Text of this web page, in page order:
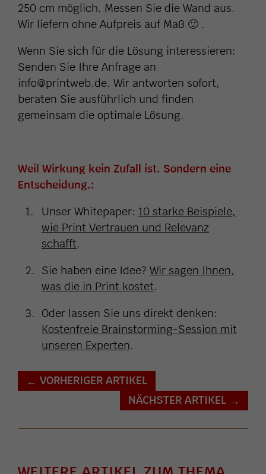
250 cm möglich. Messen Sie die Wand aus.
Wir liefern ohne Aufpreis auf Maß 🙂 .
Wenn Sie sich für die Lösung interessieren:
Senden Sie Ihre Anfrage an
info@printweb.de. Wir antworten sofort,
beraten Sie ausführlich und finden
gemeinsam die optimale Lösung.
Weil Wirkung kein Zufall ist. Sondern eine
Entscheidung.:
Unser Whitepaper: 10 starke Beispiele,
wie Print Vertrauen und Relevanz
schafft.
Sie haben eine Idee? Wir sagen Ihnen,
was die in Print kostet.
Oder lassen Sie uns direkt denken:
Kostenfreie Brainstorming-Session mit
unseren Experten.
← VORHERIGER ARTIKEL
NÄCHSTER ARTIKEL →